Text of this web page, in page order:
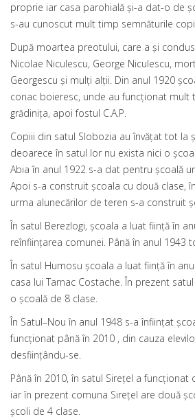
proprie iar casa parohială şi-a dat-o de
s-au cunoscut mult timp semnăturile
După moartea preotului, care a şi
Nicolae Niculescu, George Niculescu,
Georgescu şi mulţi alţii. Din anul 1920
conac boieresc, unde au funcţionat mult
grădiniţa, apoi fostul C.A.P.
Copiii din satul Slobozia au învăţat tot la
deoarece în satul lor nu exista nici o
Abia în anul 1922 s-a dat pentru şcoală
Apoi s-a construit şcoala cu două clase,
urma alunecărilor de teren s-a construit
În satul Berezlogi, şcoala a luat fiinţă în
reînfiinţarea comunei. Până în anul 1943
În satul Humosu şcoala a luat fiinţă în
casa lui Tarnac Costache. În prezent
o şcoală de 8 clase.
În Satul–Nou în anul 1948 s-a înfiinţat
funcţionat până în 2010 , din cauza
desfiinţându-se.
Până în 2010, în satul Sireţel a funcţionat
iar în prezent comuna Sireţel are două
şcoli de 4 clase.